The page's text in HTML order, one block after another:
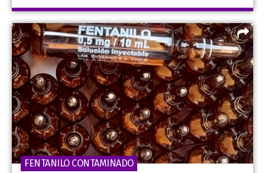
FENTANILO CONTAMINADO